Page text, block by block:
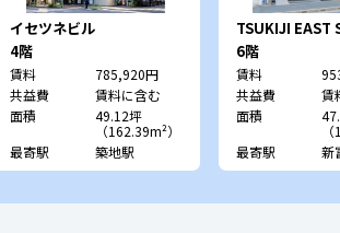
イセツネビル
4階
賃料
785,920円
共益費
賃料に含む
面積
49.12坪
（162.39m²）
最寄駅
築地駅
TSUKIJI EAST
6階
賃料
共益費
賃
面積
最寄駅
新